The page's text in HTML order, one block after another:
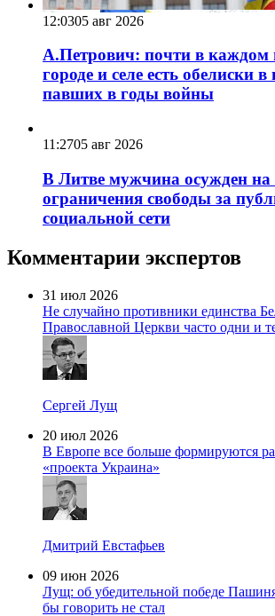
12:0305 авг 2026
А.Петрович: почти в каждом
городе и селе есть обелиски
павших в годы войны
11:2705 авг 2026
В Литве мужчина осужден на
ограничения свободы за
социальной сети
Комментарии экспертов
31 июл 2026
Не случайно противники единства
Православной Церкви часто одни и
Сергей Лущ
20 июл 2026
В Европе все больше формируются
«проекта Украина»
Дмитрий Евстафьев
09 июн 2026
Лущ: об убедительной победе
бы говорить не стал